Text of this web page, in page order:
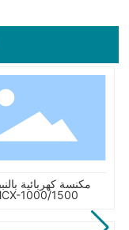
مكنسة كهربائية
1000/1500